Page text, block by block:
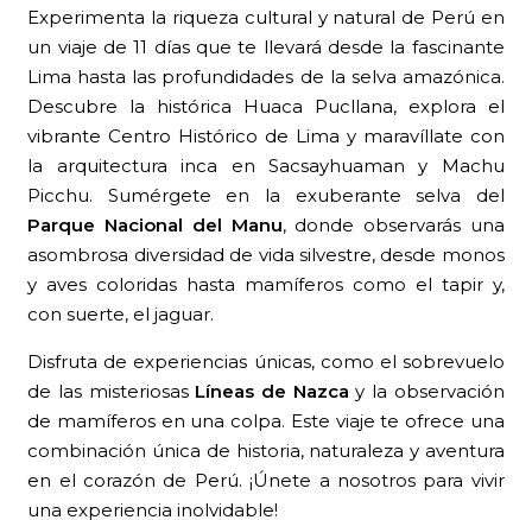
Experimenta la riqueza cultural y natural de Perú en
un viaje de 11 días que te llevará desde la fascinante
Lima hasta las profundidades de la selva amazónica.
Descubre la histórica Huaca Pucllana, explora el
vibrante Centro Histórico de Lima y maravíllate con
la arquitectura inca en Sacsayhuaman y Machu
Picchu. Sumérgete en la exuberante selva del
Parque Nacional del Manu, donde observarás una
asombrosa diversidad de vida silvestre, desde monos
y aves coloridas hasta mamíferos como el tapir y,
con suerte, el jaguar.
Disfruta de experiencias únicas, como el sobrevuelo
de las misteriosas Líneas de Nazca y la observación
de mamíferos en una colpa. Este viaje te ofrece una
combinación única de historia, naturaleza y aventura
en el corazón de Perú. ¡Únete a nosotros para vivir
una experiencia inolvidable!